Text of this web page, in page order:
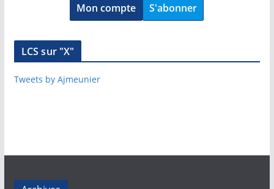
Mon compte S'abonner
LCS sur "X"
Tweets by Ajmeunier